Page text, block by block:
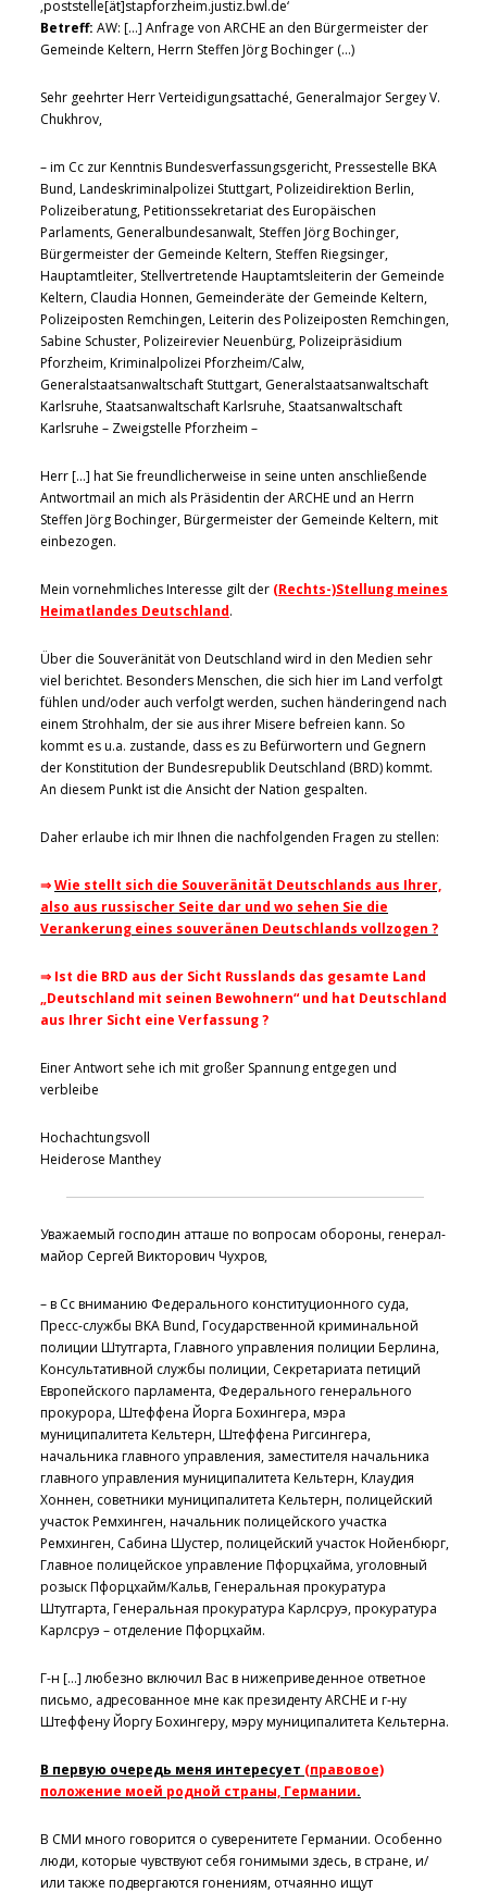
‚poststelle[ät]stapforzheim.justiz.bwl.de‘
Betreff: AW: […] Anfrage von ARCHE an den Bürgermeister der
Gemeinde Keltern, Herrn Steffen Jörg Bochinger (…)
Sehr geehrter Herr Verteidigungsattaché, Generalmajor Sergey V.
Chukhrov,
– im Cc zur Kenntnis Bundesverfassungsgericht, Pressestelle BKA
Bund, Landeskriminalpolizei Stuttgart, Polizeidirektion Berlin,
Polizeiberatung, Petitionssekretariat des Europäischen
Parlaments, Generalbundesanwalt, Steffen Jörg Bochinger,
Bürgermeister der Gemeinde Keltern, Steffen Riegsinger,
Hauptamtleiter, Stellvertretende Hauptamtsleiterin der Gemeinde
Keltern, Claudia Honnen, Gemeinderäte der Gemeinde Keltern,
Polizeiposten Remchingen, Leiterin des Polizeiposten Remchingen,
Sabine Schuster, Polizeirevier Neuenbürg, Polizeipräsidium
Pforzheim, Kriminalpolizei Pforzheim/Calw,
Generalstaatsanwaltschaft Stuttgart, Generalstaatsanwaltschaft
Karlsruhe, Staatsanwaltschaft Karlsruhe, Staatsanwaltschaft
Karlsruhe – Zweigstelle Pforzheim –
Herr […] hat Sie freundlicherweise in seine unten anschließende
Antwortmail an mich als Präsidentin der ARCHE und an Herrn
Steffen Jörg Bochinger, Bürgermeister der Gemeinde Keltern, mit
einbezogen.
Mein vornehmliches Interesse gilt der (Rechts-)Stellung meines
Heimatlandes Deutschland.
Über die Souveränität von Deutschland wird in den Medien sehr
viel berichtet. Besonders Menschen, die sich hier im Land verfolgt
fühlen und/oder auch verfolgt werden, suchen händeringend nach
einem Strohhalm, der sie aus ihrer Misere befreien kann. So
kommt es u.a. zustande, dass es zu Befürwortern und Gegnern
der Konstitution der Bundesrepublik Deutschland (BRD) kommt.
An diesem Punkt ist die Ansicht der Nation gespalten.
Daher erlaube ich mir Ihnen die nachfolgenden Fragen zu stellen:
⇒Wie stellt sich die Souveränität Deutschlands aus Ihrer,
also aus russischer Seite dar und wo sehen Sie die
Verankerung eines souveränen Deutschlands vollzogen ?
⇒ Ist die BRD aus der Sicht Russlands das gesamte Land
„Deutschland mit seinen Bewohnern“ und hat Deutschland
aus Ihrer Sicht eine Verfassung ?
Einer Antwort sehe ich mit großer Spannung entgegen und
verbleibe
Hochachtungsvoll
Heiderose Manthey
Уважаемый господин атташе по вопросам обороны, генерал-
майор Сергей Викторович Чухров,
– в Cc вниманию Федерального конституционного суда,
Пресс-службы BKA Bund, Государственной криминальной
полиции Штутгарта, Главного управления полиции Берлина,
Консультативной службы полиции, Секретариата петиций
Европейского парламента, Федерального генерального
прокурора, Штеффена Йорга Бохингера, мэра
муниципалитета Кельтерн, Штеффена Ригсингера,
начальника главного управления, заместителя начальника
главного управления муниципалитета Кельтерн, Клаудия
Хоннен, советники муниципалитета Кельтерн, полицейский
участок Ремхинген, начальник полицейского участка
Ремхинген, Сабина Шустер, полицейский участок Нойенбюрг,
Главное полицейское управление Пфорцхайма, уголовный
розыск Пфорцхайм/Кальв, Генеральная прокуратура
Штутгарта, Генеральная прокуратура Карлсруэ, прокуратура
Карлсруэ – отделение Пфорцхайм.
Г-н […] любезно включил Вас в нижеприведенное ответное
письмо, адресованное мне как президенту ARCHE и г-ну
Штеффену Йоргу Бохингеру, мэру муниципалитета Кельтерна.
В первую очередь меня интересует (правовое)
положение моей родной страны, Германии.
В СМИ много говорится о суверенитете Германии. Особенно
люди, которые чувствуют себя гонимыми здесь, в стране, и/
или также подвергаются гонениям, отчаянно ищут